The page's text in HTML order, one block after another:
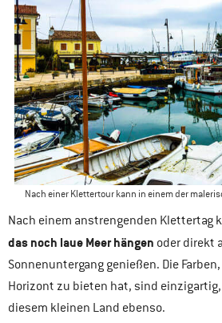
Nach einer Klettertour kann in einem der
Nach einem anstrengenden Klettertag
das noch laue Meer hängen oder direkt
Sonnenuntergang genießen. Die
Horizont zu bieten hat, sind
diesem kleinen Land ebenso.